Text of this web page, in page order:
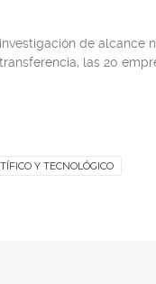
de alcance
las 20
Y TECNOLÓGICO